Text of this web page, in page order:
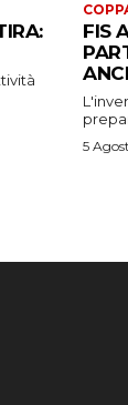
FIS
5